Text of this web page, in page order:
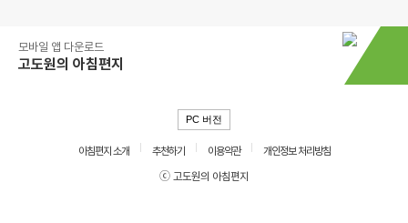
모바일 앱 다운로드
고도원의 아침편지
PC 버전
아침편지 소개 추천하기 이용약관
개인정보 처리방침
ⓒ 고도원의 아침편지